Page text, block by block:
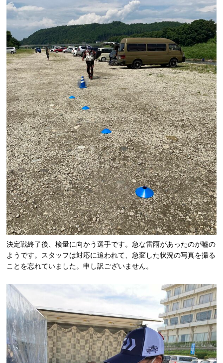
決定戦終了後、検量に向かう選手です。急な雷雨があったのが嘘の
ようです。スタッフは対応に追われて、急変した状況の写真を撮る
ことを忘れていました。申し訳ございません。